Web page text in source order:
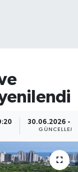
30.06.2026 -